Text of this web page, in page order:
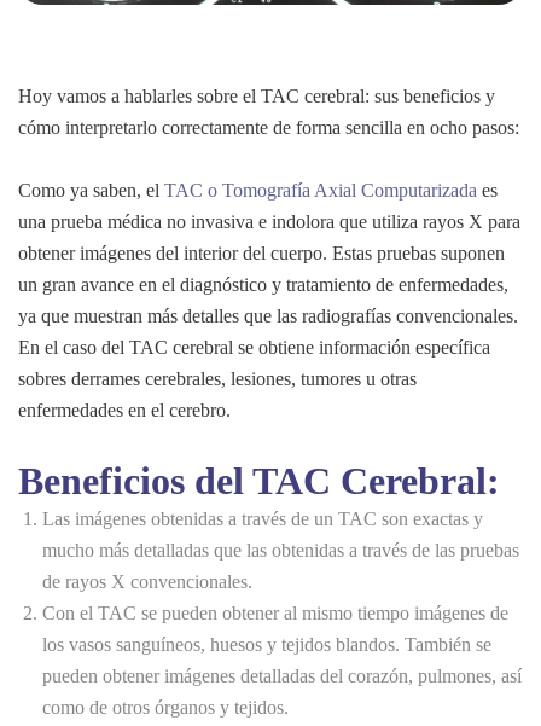
Hoy vamos a hablarles sobre el TAC cerebral: sus beneficios y
cómo interpretarlo correctamente de forma sencilla en ocho pasos:
Como ya saben, el TAC o Tomografía Axial Computarizada es
una prueba médica no invasiva e indolora que utiliza rayos X para
obtener imágenes del interior del cuerpo. Estas pruebas suponen
un gran avance en el diagnóstico y tratamiento de enfermedades,
ya que muestran más detalles que las radiografías convencionales.
En el caso del TAC cerebral se obtiene información específica
sobres derrames cerebrales, lesiones, tumores u otras
enfermedades en el cerebro.
Beneficios del TAC Cerebral:
Las imágenes obtenidas a través de un TAC son exactas y
mucho más detalladas que las obtenidas a través de las pruebas
de rayos X convencionales.
Con el TAC se pueden obtener al mismo tiempo imágenes de
los vasos sanguíneos, huesos y tejidos blandos. También se
pueden obtener imágenes detalladas del corazón, pulmones, así
como de otros órganos y tejidos.